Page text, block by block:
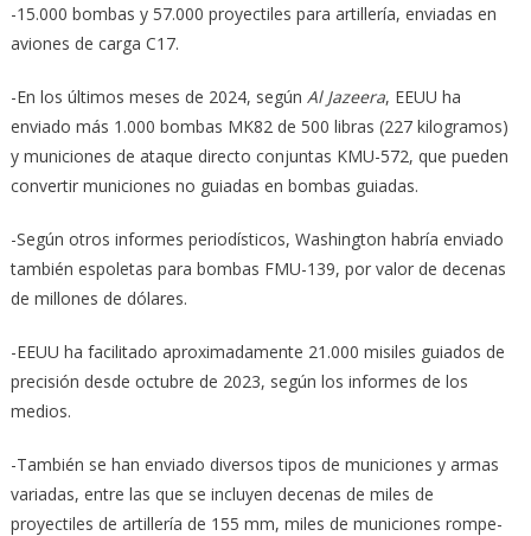
-15.000 bombas y 57.000 proyectiles para artillería, enviadas en
aviones de carga C17.
-En los últimos meses de 2024, según Al Jazeera, EEUU ha
enviado más 1.000 bombas MK82 de 500 libras (227 kilogramos)
y municiones de ataque directo conjuntas KMU-572, que pueden
convertir municiones no guiadas en bombas guiadas.
-Según otros informes periodísticos, Washington habría enviado
también espoletas para bombas FMU-139, por valor de decenas
de millones de dólares.
-EEUU ha facilitado aproximadamente 21.000 misiles guiados de
precisión desde octubre de 2023, según los informes de los
medios.
-También se han enviado diversos tipos de municiones y armas
variadas, entre las que se incluyen decenas de miles de
proyectiles de artillería de 155 mm, miles de municiones rompe-